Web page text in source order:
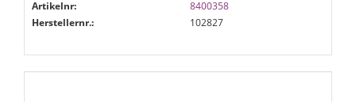
Artikelnr:
8400358
Herstellernr.:
102827